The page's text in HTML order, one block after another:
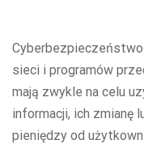
sieci i programów
mają zwykle na celu
informacji, ich zmianę
pieniędzy od